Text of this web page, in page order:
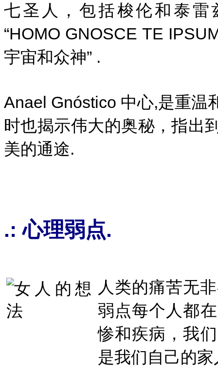
七圣人，包括梭伦和泰
“HOMO GNOSCE TE
宇宙和众神” .
Anael Gnóstico 中心,是重温
时也揭示伟大的奥秘，指出
美的通途.
.: 心理弱点.
人类的痛苦无
弱点每个人都
惨和疾病，我
是我们自己的